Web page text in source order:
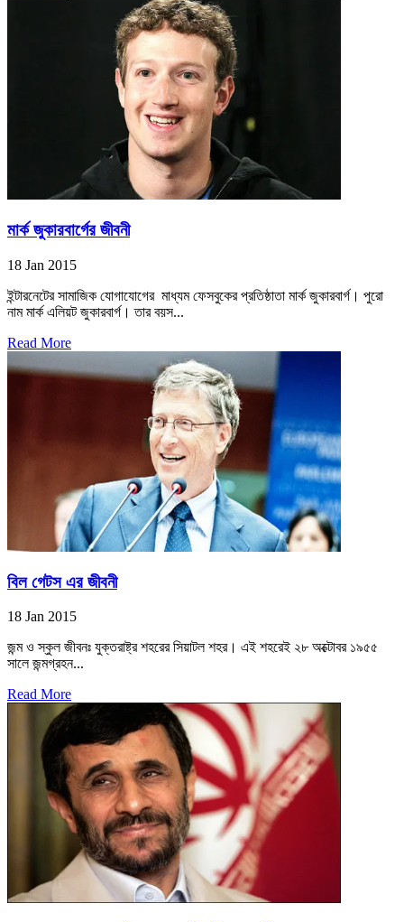
মার্ক জুকারবার্গের জীবনী
18 Jan 2015
ইন্টারনেটের সামাজিক যোগাযোগের মাধ্যম ফেসবুকের প্রতিষ্ঠাতা মার্ক জুকারবার্গ। পুরো
নাম মার্ক এলিয়ট জুকারবার্গ। তার বয়স...
Read More
বিল গেটস এর জীবনী
18 Jan 2015
জন্ম ও স্কুল জীবনঃ যুক্তরাষ্ট্র শহরের সিয়াটল শহর। এই শহরেই ২৮ অক্টোবর ১৯৫৫
সালে জন্মগ্রহন...
Read More